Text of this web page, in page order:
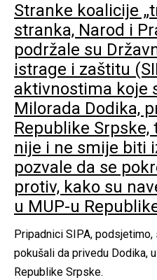
Stranke koalicije
stranka, Narod i
podržale su
istrage i zaštitu
aktivnostima koje
Milorada Dodika,
Republike
nije i ne smije biti
pozvale da se
protiv, kako su
u MUP-u
Pripadnici SIPA,
pokušali da privedu Dodika,
Republike Srpske.